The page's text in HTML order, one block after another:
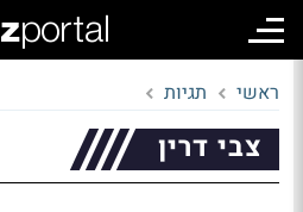
ראשי תגיות
צבי דרין